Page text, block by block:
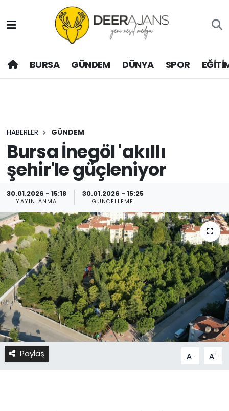
BURSA GÜNDEM DÜNYA SPOR
HABERLER GÜNDEM
Bursa İnegöl 'akıllı
şehir'le güçleniyor
30.01.2026 - 15:18
YAYINLANMA
30.01.2026 - 15:25
GÜNCELLEME
Paylaş A- A+
Hava Durumu
Trafik Durumu
Son Dakika Haberleri
Haber Arşivi